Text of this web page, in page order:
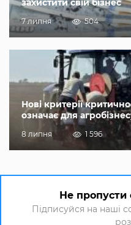
захистити свій бізнес
7 липня 504
Нові критерії
означає для
8 липня 1 596
Не пропусти
Підписуйся на наші